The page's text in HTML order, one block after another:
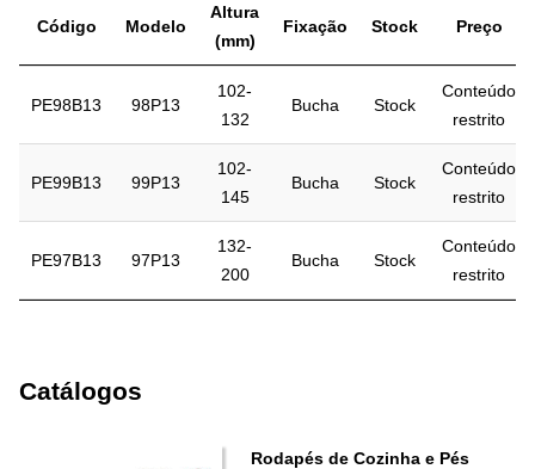
Código Modelo
Altura
(mm)
Fixação Stock Preço
PE98B13 98P13
102-
132
Bucha Stock
Conteúdo
restrito
PE99B13 99P13
102-
145
Bucha Stock
Conteúdo
restrito
PE97B13 97P13
132-
200
Bucha Stock
Conteúdo
restrito
Catálogos
Rodapés de Cozinha e Pés